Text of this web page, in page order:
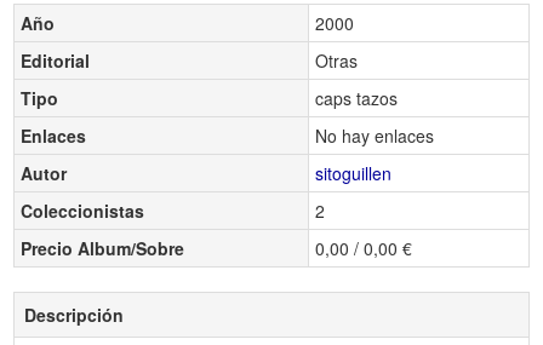
Año
2000
Editorial
Otras
Tipo
caps tazos
Enlaces
No hay enlaces
Autor
sitoguillen
Coleccionistas
2
Precio Album/Sobre
0,00 / 0,00 €
Descripción